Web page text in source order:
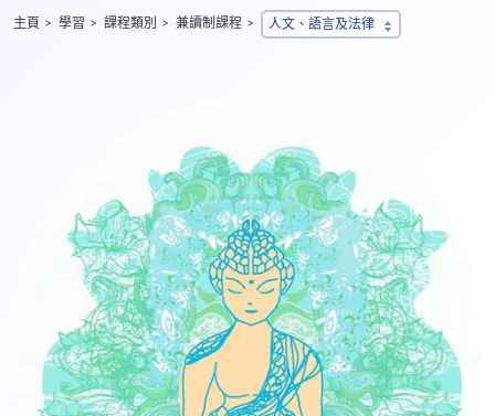
主頁 學習 課程類別 兼讀制課程 人文、語言及法律